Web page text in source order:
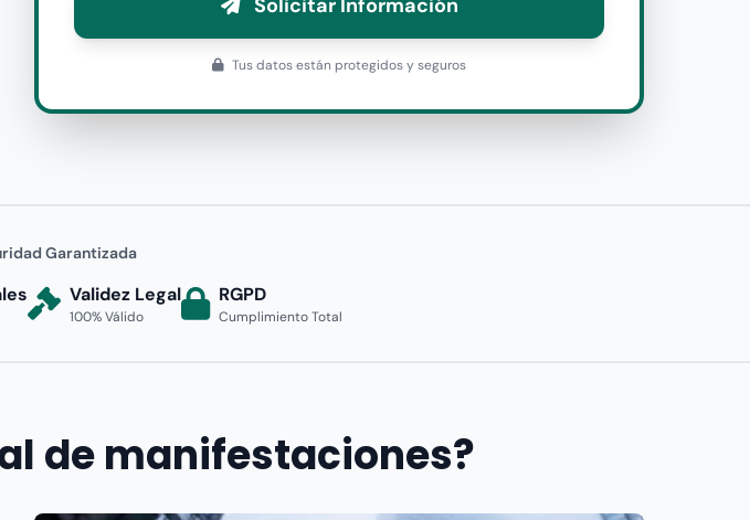
Solicitar Información
Tus datos están protegidos y seguros
Garantizada
Validez Legal
100% Válido
RGPD
Cumplimiento Total
de manifestaciones?